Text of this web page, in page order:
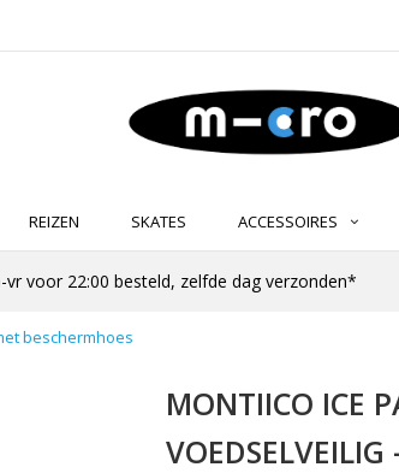
REIZEN SKATES ACCESSOIRES
vr voor 22:00 besteld, zelfde dag verzonden*
beschermhoes
MONTIICO ICE
VOEDSELVEILIG